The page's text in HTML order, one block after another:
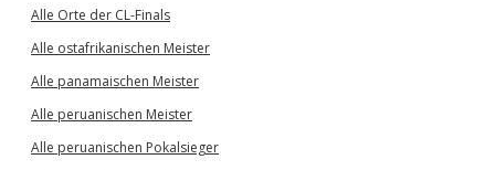
Alle Orte der CL-Finals
Alle ostafrikanischen Meister
Alle panamaischen Meister
Alle peruanischen Meister
Alle peruanischen Pokalsieger